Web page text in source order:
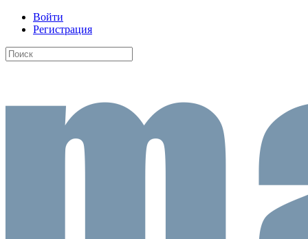
Войти
Регистрация